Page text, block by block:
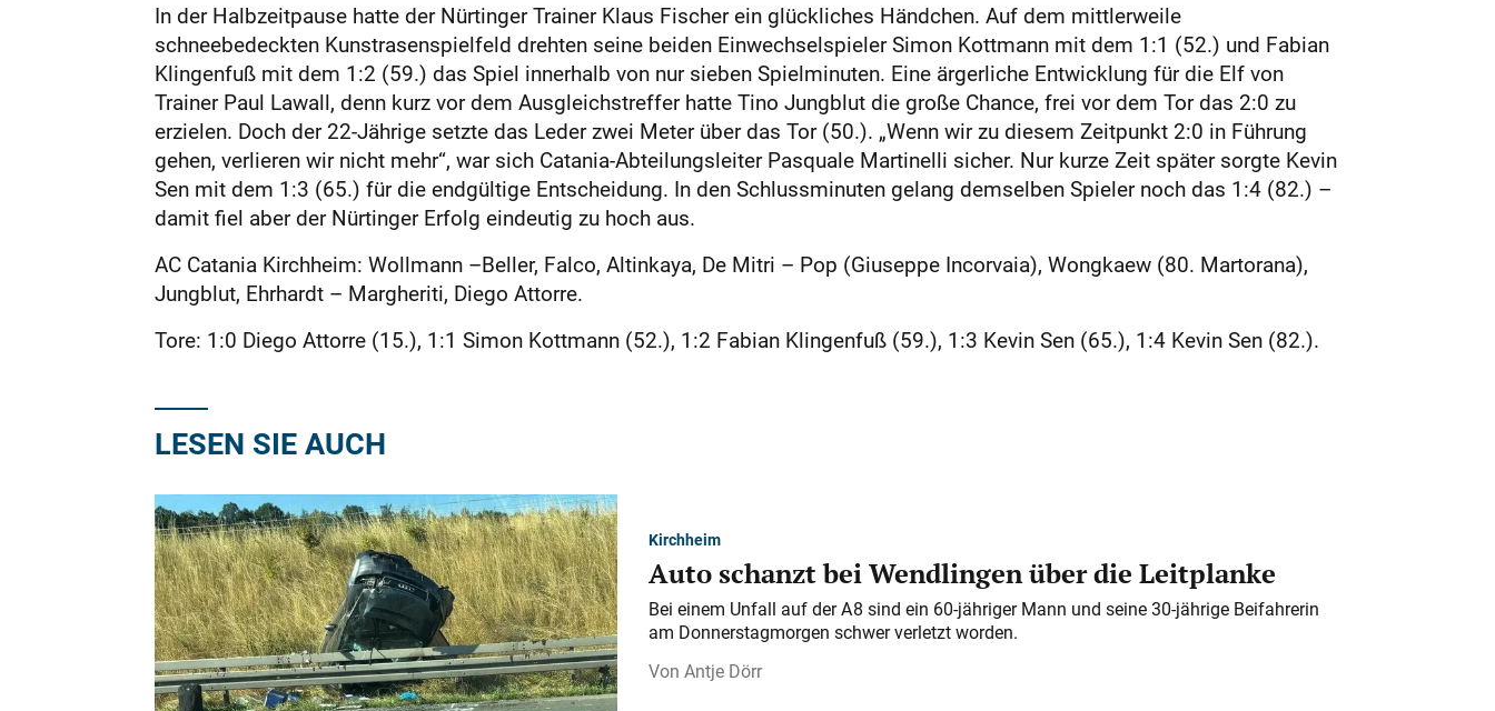
In der Halbzeitpause hatte der Nürtinger Trainer Klaus Fischer ein glückliches Händchen. Auf dem mittlerweile
schneebedeckten Kunstrasenspielfeld drehten seine beiden Einwechselspieler Simon Kottmann mit dem 1:1 (52.) und Fabian
Klingenfuß mit dem 1:2 (59.) das Spiel innerhalb von nur sieben Spielminuten. Eine ärgerliche Entwicklung für die Elf von
Trainer Paul Lawall, denn kurz vor dem Ausgleichstreffer hatte Tino Jungblut die große Chance, frei vor dem Tor das 2:0 zu
erzielen. Doch der 22-Jährige setzte das Leder zwei Meter über das Tor (50.). „Wenn wir zu diesem Zeitpunkt 2:0 in Führung
gehen, verlieren wir nicht mehr“, war sich Catania-Abteilungsleiter Pasquale Martinelli sicher. Nur kurze Zeit später sorgte Kevin
Sen mit dem 1:3 (65.) für die endgültige Entscheidung. In den Schlussminuten gelang demselben Spieler noch das 1:4 (82.) –
damit fiel aber der Nürtinger Erfolg eindeutig zu hoch aus.
AC Catania Kirchheim: Wollmann –Beller, Falco, Altinkaya, De Mitri – Pop (Giuseppe Incorvaia), Wongkaew (80. Martorana),
Jungblut, Ehrhardt – Margheriti, Diego Attorre.
Tore: 1:0 Diego Attorre (15.), 1:1 Simon Kottmann (52.), 1:2 Fabian Klingenfuß (59.), 1:3 Kevin Sen (65.), 1:4 Kevin Sen (82.).
LESEN SIE AUCH
Kirchheim
Auto schanzt bei Wendlingen über die Leitplanke
Bei einem Unfall auf der A 8 sind ein 60-jähriger Mann und seine 30-jährige Beifahrerin
am Donnerstagmorgen schwer verletzt worden.
Antje Dörr